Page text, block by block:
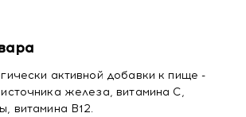
активной добавки к пище -
железа, витамина С,
витамина В12.